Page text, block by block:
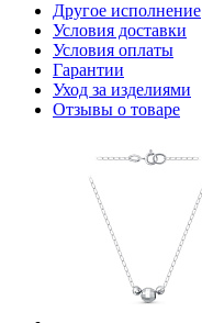
Другое исполнение
Условия доставки
Условия оплаты
Гарантии
Уход за изделиями
Отзывы о товаре